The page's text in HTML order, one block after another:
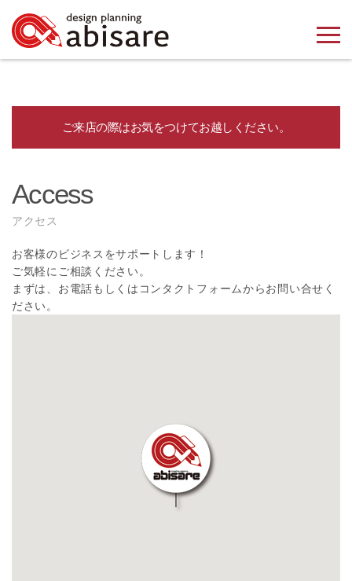
ご来店の際はお気をつけてお越しください。
Access
アクセス
お客様のビジネスをサポートします！
ご気軽にご相談ください。
まずは、お電話もしくはコンタクトフォームからお問い合せく
ださい。